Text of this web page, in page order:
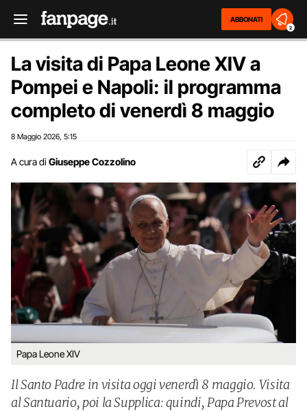
ABBONATI
2
La visita di Papa Leone XIV a
Pompei e Napoli: il programma
completo di venerdì 8 maggio
8 Maggio 2026 5:15
A cura di Giuseppe Cozzolino
Papa Leone XIV
Il Santo Padre in visita oggi venerdì 8 maggio. Visita
al Santuario, poi la Supplica: quindi, Papa Prevost al